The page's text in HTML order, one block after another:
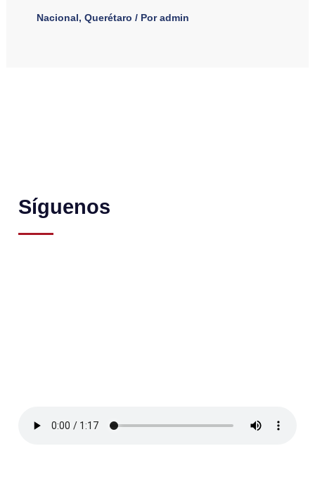
Nacional, Querétaro / Poradmin
Síguenos